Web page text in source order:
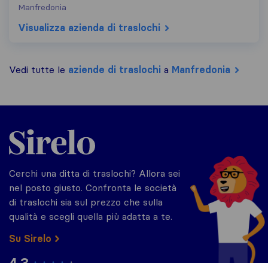
Manfredonia
Visualizza azienda di traslochi
Vedi tutte le aziende di traslochi a Manfredonia
Sirelo.it
Cerchi una ditta di traslochi? Allora sei
nel posto giusto. Confronta le società
di traslochi sia sul prezzo che sulla
qualità e scegli quella più adatta a te.
Su Sirelo